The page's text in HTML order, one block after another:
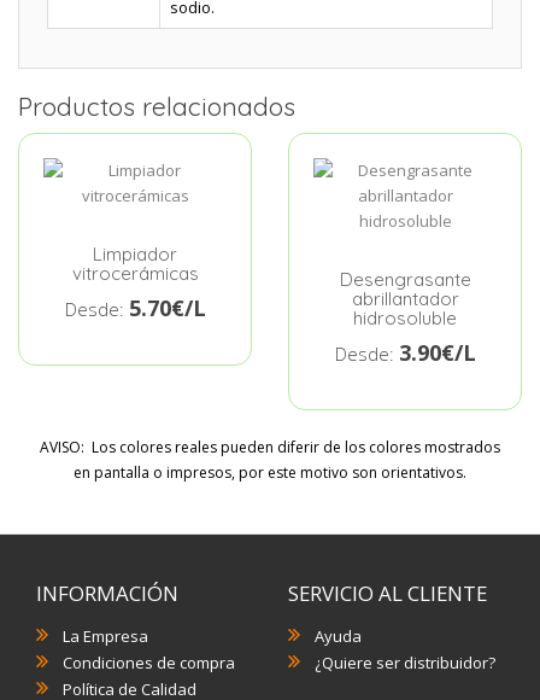
sodio.
Productos relacionados
Limpiador
vitrocerámicas
Desde: 5.70€/L
Desengrasante
abrillantador
hidrosoluble
Desde: 3.90€/L
AVISO: Los colores reales pueden diferir de los colores mostrados
en pantalla o impresos, por este motivo son orientativos.
INFORMACIÓN
La Empresa
Condiciones de compra
Política de Calidad
SERVICIO AL CLIENTE
Ayuda
¿Quiere ser distribuidor?